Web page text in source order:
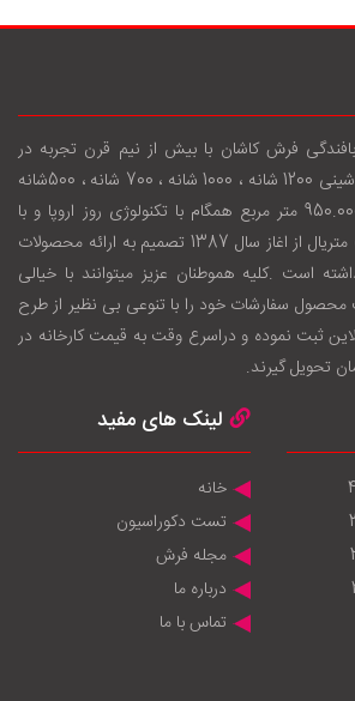
فرش کاشان با بيش از نيم قرن تجربه در
زمينه توليد انواع فرش ماشینی 1200 شانه ، 1000 شانه ، 700 شانه ، 500شانه
با ظرفيت توليد سالانه 950.000 متر مربع همگام با تکنولوژی روز اروپا و با
استفاده از بالاترين کيفيت متريال از اغاز سال 1387 تصميم به ارائه محصولات
است .کليه هموطنان عزيز ميتوانند با خيالی
محصول سفارشات خود را با تنوعی بی نظير از طرح
ثبت نموده و دراسرع وقت به قيمت کارخانه در
تحويل گيرند.
لینک های مفید
خانه
تست دکوراسیون
مجله فرش
درباره ما
تماس با ما